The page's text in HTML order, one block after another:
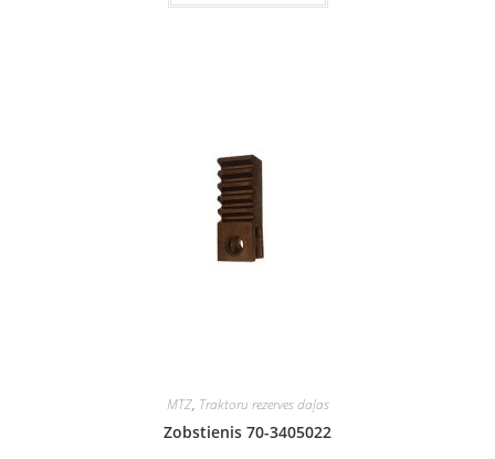
MTZ, Traktoru rezerves daļas
Zobstienis 70-3405022